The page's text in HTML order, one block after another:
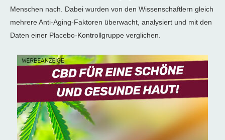
Menschen nach. Dabei wurden von den Wissenschaftlern gleich
mehrere Anti-Aging-Faktoren überwacht, analysiert und mit den
Daten einer Placebo-Kontrollgruppe verglichen.